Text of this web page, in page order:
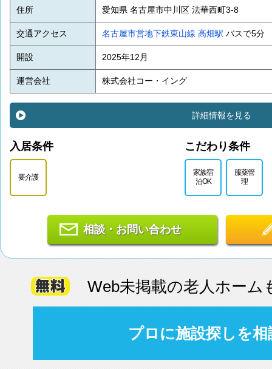
住所 愛知県 名古屋市中川区 法華西町3-8
交通アクセス 名古屋市営地下鉄東山線 高畑駅 バスで5分
開設 2025年12月
運営会社 株式会社コー・イング
詳細情報を見る
入居条件
要介護
こだわり条件
家族宿
泊OK
服薬管
理
相談・お問い合わせ
Web未掲載の老人ホーム
プロに施設探しを